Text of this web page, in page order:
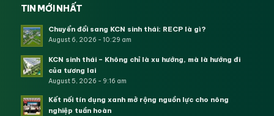
TIN MỚI NHẤT
Chuyển đổi sang KCN sinh thái: RECP là gì?
August 6, 2026 - 10:29 am
KCN sinh thái – Không chỉ là xu hướng, mà là hướng đi
của tương lai
August 5, 2026 - 9:16 am
Kết nối tín dụng xanh mở rộng nguồn lực cho nông
nghiệp tuần hoàn